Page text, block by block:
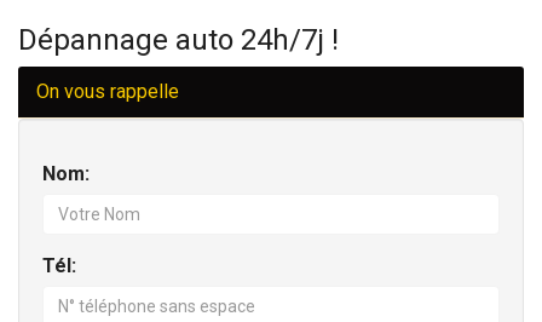
Dépannage auto 24h/7j !
On vous rappelle
Nom:
Tél: